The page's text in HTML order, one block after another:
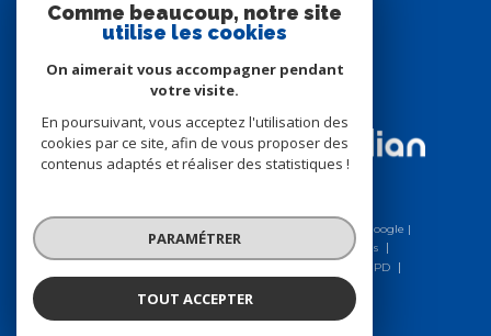
91150 étampes
Adhérents
© 2026 | Tous droits réservés | Traduction powered by Google |
Nos honoraires
Plan du site
Mentions légales
Politique RGPD
Comme beaucoup, notre site
utilise les cookies
On aimerait vous accompagner pendant
votre visite.
En poursuivant, vous acceptez l'utilisation des
cookies par ce site, afin de vous proposer des
contenus adaptés et réaliser des statistiques !
PARAMÉTRER
TOUT ACCEPTER